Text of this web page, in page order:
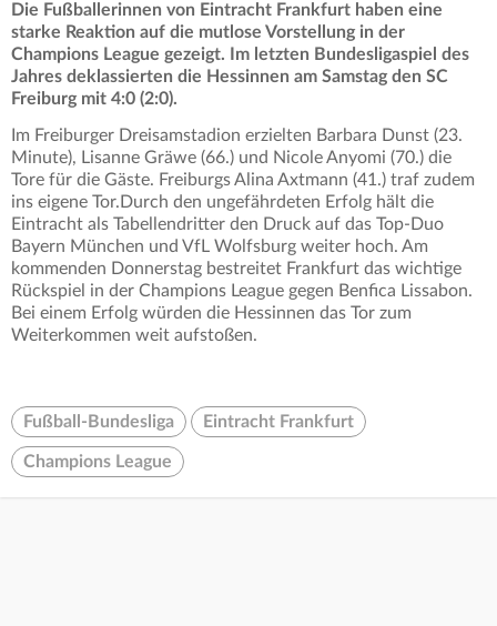
Die Fußballerinnen von Eintracht Frankfurt haben eine
starke Reaktion auf die mutlose Vorstellung in der
Champions League gezeigt. Im letzten Bundesligaspiel des
Jahres deklassierten die Hessinnen am Samstag den SC
Freiburg mit 4:0 (2:0).
Im Freiburger Dreisamstadion erzielten Barbara Dunst (23.
Minute), Lisanne Gräwe (66.) und Nicole Anyomi (70.) die
Tore für die Gäste. Freiburgs Alina Axtmann (41.) traf zudem
ins eigene Tor.Durch den ungefährdeten Erfolg hält die
Eintracht als Tabellendritter den Druck auf das Top-Duo
Bayern München und VfL Wolfsburg weiter hoch. Am
kommenden Donnerstag bestreitet Frankfurt das wichtige
Rückspiel in der Champions League gegen Benfica Lissabon.
Bei einem Erfolg würden die Hessinnen das Tor zum
Weiterkommen weit aufstoßen.
Fußball-Bundesliga Eintracht Frankfurt
Champions League